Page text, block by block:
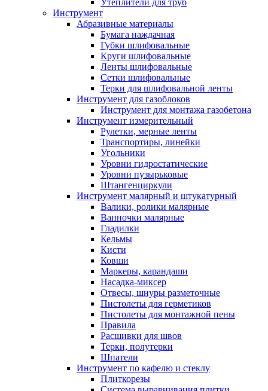
Утеплители для труб
Инструмент
Абразивные материалы
Бумага наждачная
Губки шлифовальные
Круги шлифовальные
Ленты шлифовальные
Сетки шлифовальные
Терки для шлифовальной ленты
Инструмент для газоблоков
Инструмент для монтажа газобетона
Инструмент измерительный
Рулетки, мерные ленты
Транспортиры, линейки
Угольники
Уровни гидростатические
Уровни пузырьковые
Штангенциркули
Инструмент малярный и штукатурный
Валики, ролики малярные
Ванночки малярные
Гладилки
Кельмы
Кисти
Ковши
Маркеры, карандаши
Насадка-миксер
Отвесы, шнуры разметочные
Пистолеты для герметиков
Пистолеты для монтажной пены
Правила
Расшивки для швов
Терки, полутерки
Шпатели
Инструмент по кафелю и стеклу
Плиткорезы